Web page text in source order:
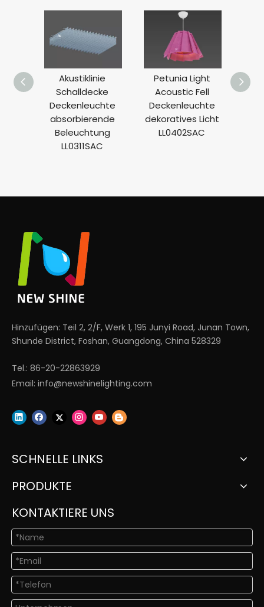
Akustiklinie
Schalldecke
Deckenleuchte
absorbierende
Beleuchtung
LL0311SAC
Petunia Light
Acoustic Fell
Deckenleuchte
dekoratives Licht
LL0402SAC
Hinzufügen: Teil 2, 2/F, Werk 1, 195 Junyi Road, Junan Town,
Shunde District, Foshan, Guangdong, China 528329
Tel.: 86-20-22863929
Email: info@newshinelighting.com
SCHNELLE LINKS
PRODUKTE
KONTAKTIERE UNS